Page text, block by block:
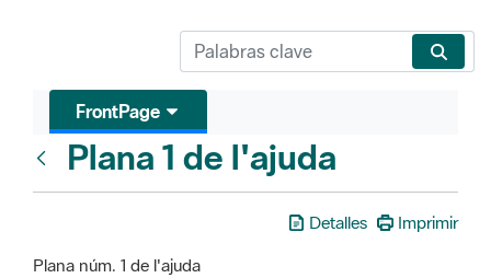
FrontPage
Plana 1 de l'ajuda
Detalles
Imprimir
Plana núm. 1 de l'ajuda